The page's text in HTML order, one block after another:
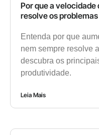
Por que a
resolve os
Entenda por que
nem sempre resolve
descubra os
produtividade.
Leia Mais